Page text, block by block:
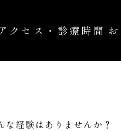
クセス・診療時間
経験はありませんか？